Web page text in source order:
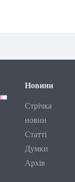
Новини
Стрічка
новин
Статті
Думки
Архів